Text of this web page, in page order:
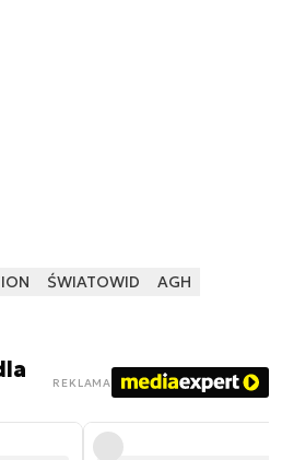
ŚWIATOWID AGH
REKLAMA